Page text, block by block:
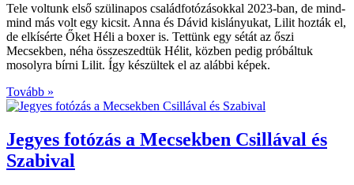
Tele voltunk első szülinapos családfotózásokkal 2023-ban, de mind-
mind más volt egy kicsit. Anna és Dávid kislányukat, Lilit hozták el,
de elkísérte Őket Héli a boxer is. Tettünk egy sétát az őszi
Mecsekben, néha összeszedtük Hélit, közben pedig próbáltuk
mosolyra bírni Lilit. Így készültek el az alábbi képek.
Tovább »
Jegyes fotózás a Mecsekben Csillával és
Szabival